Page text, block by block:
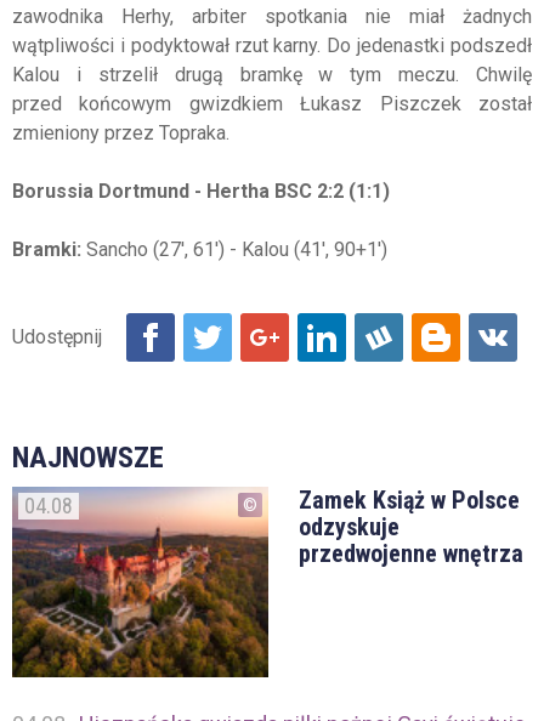
zawodnika Herhy, arbiter spotkania nie miał żadnych
wątpliwości i podyktował rzut karny. Do jedenastki podszedł
Kalou i strzelił drugą bramkę w tym meczu. Chwilę
przed końcowym gwizdkiem Łukasz Piszczek został
zmieniony przez Topraka.
Borussia Dortmund - Hertha BSC 2:2 (1:1)
Bramki: Sancho (27', 61') - Kalou (41', 90+1')
NAJNOWSZE
04.08
Zamek Książ w Polsce
odzyskuje
przedwojenne wnętrza